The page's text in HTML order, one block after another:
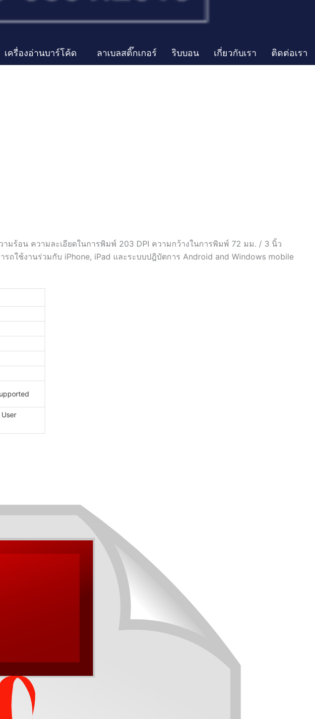
เครื่องอ่านบาร์โค้ด ลาเบลสติ๊กเกอร์ ริบบอน เกี่ยวกับเรา ติดต่อเรา
มร้อน ความละเอียดในการพิมพ์ 203 DPI ความกว้างในการพิมพ์ 72 มม. / 3 นิ้ว
ถใช้งานร่วมกับ iPhone, iPad และระบบปฎิบัตการ Android and Windows mobile